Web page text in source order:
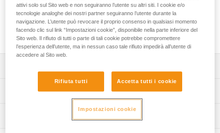
garantiscono un comfort e una tenuta ottimale fino ai piedi
della parete. Apprezzerete il suo sistema di apertura dall’alto,
pratico quando si è sospesi alla sosta. Connubio perfetto di
stile e funzionalità, è disponibile in tre colori.
- volume di 18 litri per trasportare tutta l’attrezzatura,
Specifiche tecniche
attivi solo sul Sito web e non seguiranno l’utente su altri siti. I cookie e/o
tecnologie analoghe dei nostri partner seguiranno l’utente durante la
navigazione. L’utente può revocare il proprio consenso in qualsiasi momento
facendo clic sul link “Impostazioni cookie”, disponibile nella parte inferiore del
Sito web. Il rifiuto di tutti o parte di tali cookie potrebbe compromettere
l’esperienza dell’utente, ma in nessun caso tale rifiuto impedirà all’utente di
accedere al Sito web.
Rifiuta tutti Accetta tutti i cookie
Impostazioni cookie